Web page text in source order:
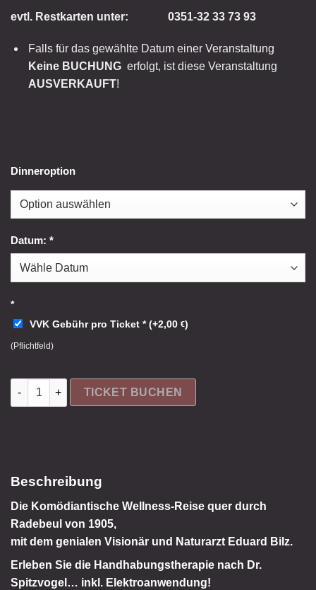
evtl. Restkarten unter: 0351-32 33 73 93
Falls für das gewählte Datum einer Veranstaltung
Keine BUCHUNGerfolgt, ist diese Veranstaltung
AUSVERKAUFT!
Dinneroption
Datum: *
*
VVK Gebühr pro Ticket * (+2,00 €)
(Pflichtfeld)
TICKET BUCHEN
Beschreibung
Die Komödiantische Wellness-Reise quer durch
Radebeul von 1905,
mit dem genialen Visionär und Naturarzt Eduard Bilz.
Erleben Sie die Handhabungstherapie nach Dr.
Spitzvogel… inkl. Elektroanwendung!